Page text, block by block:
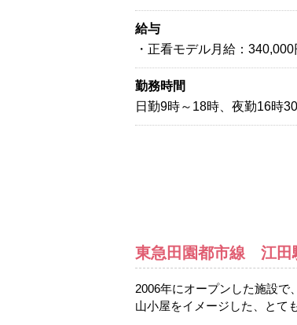
給与
・正看モデル月給：
勤務時間
日勤9時～18時、夜勤16時
東急田園都市線 江田
2006年にオープンした施設で、
山小屋をイメージした、とて